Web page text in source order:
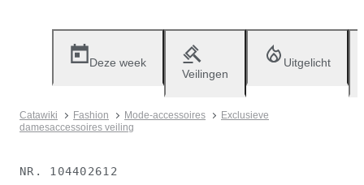
Deze week
Veilingen
Uitgelicht
Catawiki Fashion Mode-accessoires
Exclusieve
damesaccessoires veiling
NR. 104402612